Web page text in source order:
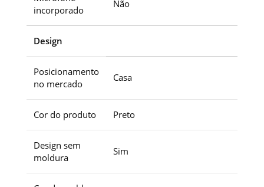
incorporado
Não
Design
Posicionamento
no mercado
Casa
Cor do produto Preto
Design sem
moldura
Sim